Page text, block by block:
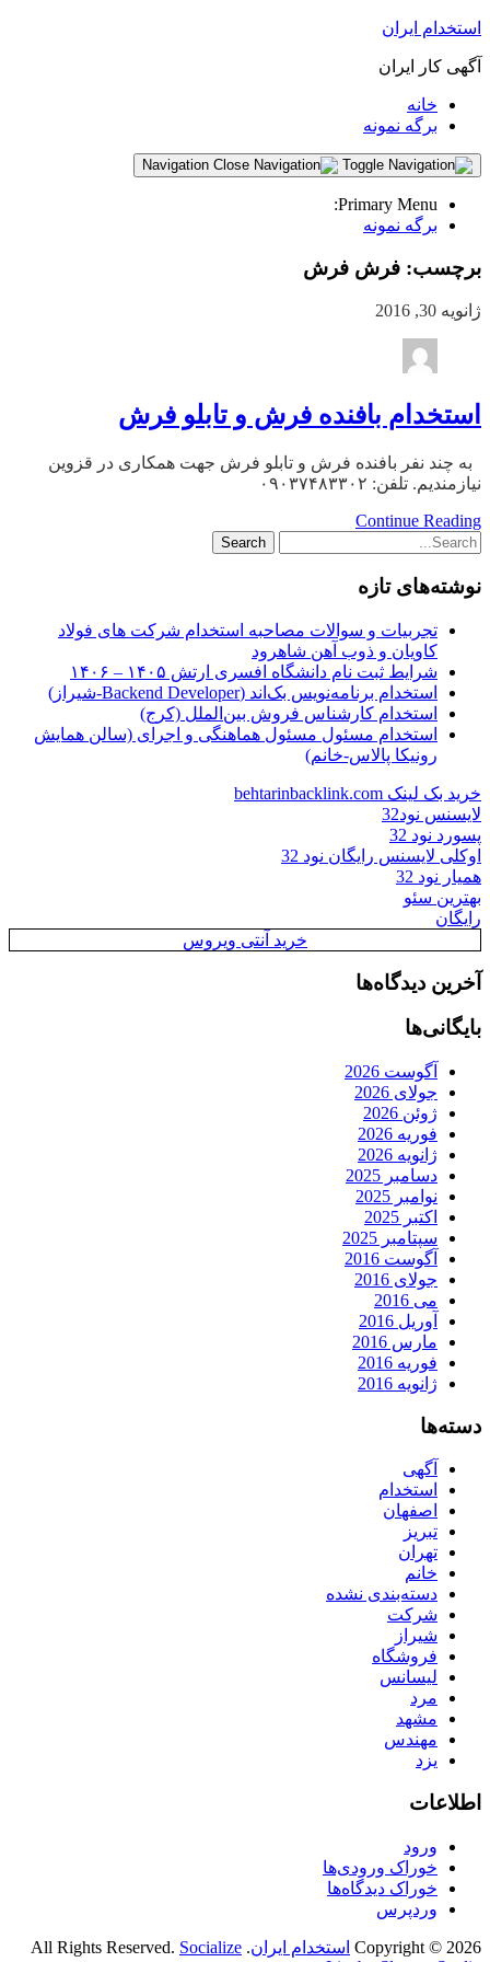
استخدام ایران
آگهی کار ایران
خانه
برگه نمونه
Primary Menu:
برگه نمونه
برچسب: فرش فرش
ژانویه 30, 2016
استخدام بافنده فرش و تابلو فرش
به چند نفر بافنده فرش و تابلو فرش جهت همکاری در قزوین
نیازمندیم. تلفن: ۰۹۰۳۷۴۸۳۳۰۲
Continue Reading
نوشته‌های تازه
تجربیات و سوالات مصاحبه استخدام شرکت های فولاد
کاویان و ذوب آهن شاهرود
شرایط ثبت نام دانشگاه افسری ارتش ۱۴۰۵ – ۱۴۰۶
استخدام برنامه‌نویس بک‌اند (Backend Developer-شیراز)
استخدام کارشناس فروش بین‌الملل (کرج)
استخدام مسئول مسئول هماهنگی و اجرای (سالن همایش
رونیکا پالاس-خانم)
خرید بک لینک behtarinbacklink.com
لایسنس نود32
پسورد نود 32
اوکلی لایسنس رایگان نود 32
همیار نود 32
بهترین سئو
رایگان
خرید آنتی ویروس
آخرین دیدگاه‌ها
بایگانی‌ها
آگوست 2026
جولای 2026
ژوئن 2026
فوریه 2026
ژانویه 2026
دسامبر 2025
نوامبر 2025
اکتبر 2025
سپتامبر 2025
آگوست 2016
جولای 2016
می 2016
آوریل 2016
مارس 2016
فوریه 2016
ژانویه 2016
دسته‌ها
آگهی
استخدام
اصفهان
تبریز
تهران
خانم
دسته‌بندی نشده
شرکت
شیراز
فروشگاه
لیسانس
مرد
مشهد
مهندس
یزد
اطلاعات
ورود
خوراک ورودی‌ها
خوراک دیدگاه‌ها
وردپرس
Copyright © 2026 استخدام ایران. All Rights Reserved.
Socialize